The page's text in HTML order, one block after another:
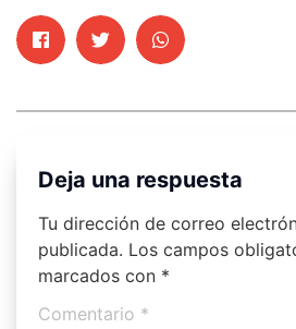
Deja una respuesta
Tu dirección de correo
publicada. Los campos
marcados con *
Comentario *